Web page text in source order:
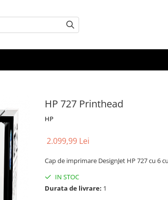
HP 727 Printhead
HP
2.099,99 Lei
Cap de imprimare DesignJet HP 727 cu 6
IN STOC
Durata de livrare: 1